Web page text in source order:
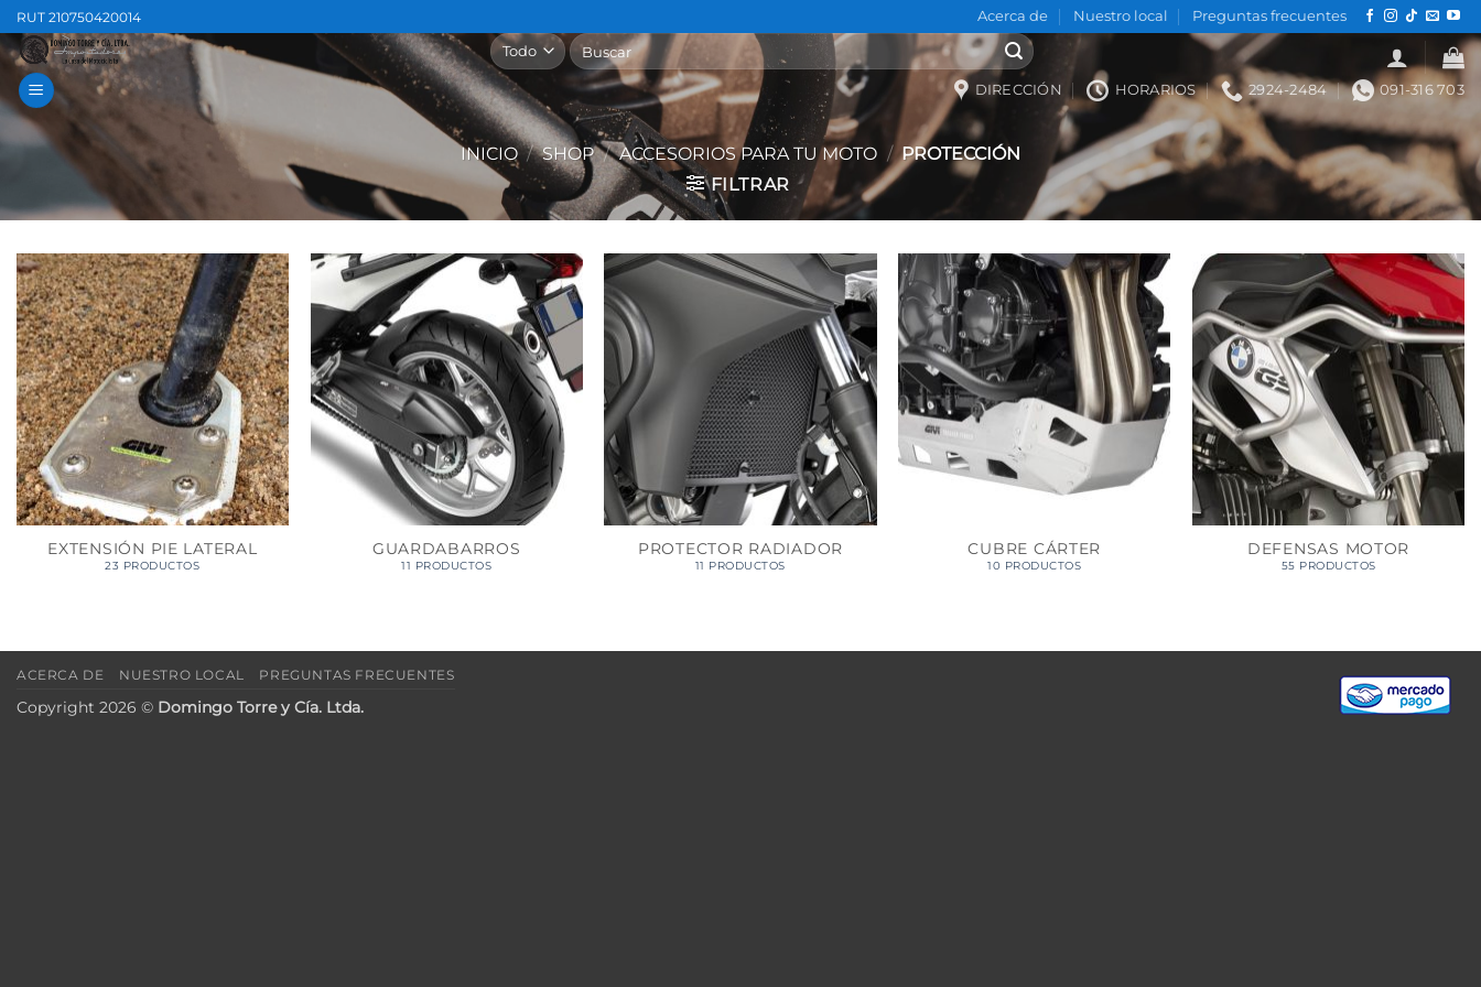
Saltar
al
contenido
RUT 210750420014 Acerca de Nuestro local
Preguntas frecuentes
Buscar
por:
DIRECCIÓN
HORARIOS 2924-2484 091-316 703
INICIO / SHOP / ACCESORIOS PARA TU MOTO / PROTECCIÓN
FILTRAR
EXTENSIÓN PIE LATERAL
23 PRODUCTOS
GUARDABARROS
11 PRODUCTOS
PROTECTOR RADIADOR
11 PRODUCTOS
CUBRE CÁRTER
10 PRODUCTOS
DEFENSAS MOTOR
55 PRODUCTOS
ACERCA DE NUESTRO LOCAL PREGUNTAS FRECUENTES
Copyright 2026 © Domingo Torre y Cía. Ltda.